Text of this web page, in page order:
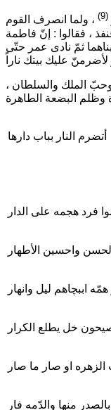
(9)
، ولما انصرف القوم
، فقالوا : إنّ فاطمة
ثمّ نادى عمر حتّى
وحبّ الملك والسلطان ،
أتضرم النار بباب دارها
فرد هجمه على الدار
الحسن واحسين الأطهار
همّه اببچاهم ليل وانهار
خل يطلع الكرار
او صار ما صار
بالصدر منها والدّمه فار